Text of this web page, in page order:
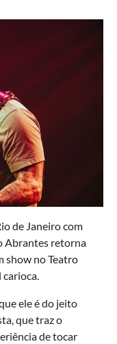
de Janeiro com
Abrantes retorna
show no Teatro
carioca.
ele é do jeito
que traz o
de tocar